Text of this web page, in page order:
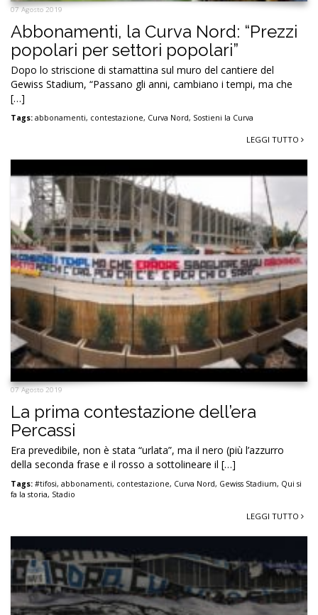
07 Agosto 2019
Abbonamenti, la Curva Nord: “Prezzi
popolari per settori popolari”
Dopo lo striscione di stamattina sul muro del cantiere del
Gewiss Stadium, “Passano gli anni, cambiano i tempi, ma che
[…]
Tags: abbonamenti, contestazione, Curva Nord, Sostieni la Curva
LEGGI TUTTO
07 Agosto 2019
La prima contestazione dell’era
Percassi
Era prevedibile, non è stata “urlata”, ma il nero (più l’azzurro
della seconda frase e il rosso a sottolineare il […]
Tags: #tifosi, abbonamenti, contestazione, Curva Nord, Gewiss Stadium, Qui si
fa la storia, Stadio
LEGGI TUTTO